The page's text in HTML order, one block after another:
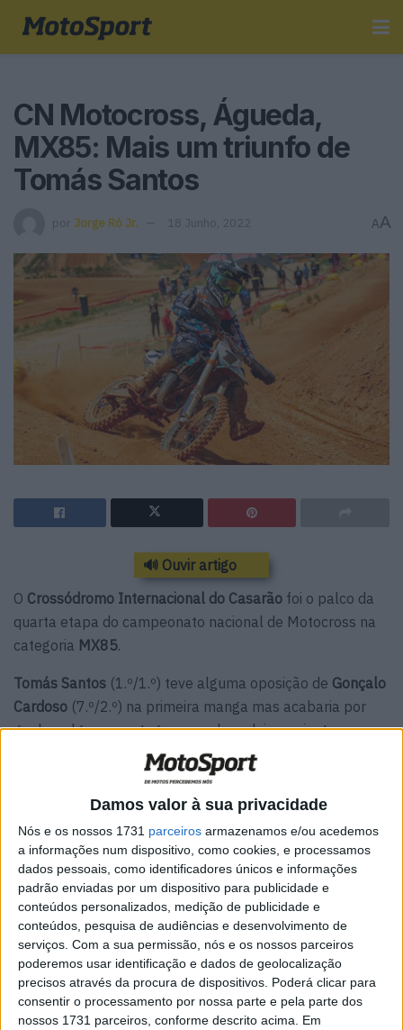
Damos valor à sua privacidade
Nós e os nossos 1731 parceiros armazenamos e/ou acedemos
a informações num dispositivo, como cookies, e processamos
dados pessoais, como identificadores únicos e informações
padrão enviadas por um dispositivo para publicidade e
conteúdos personalizados, medição de publicidade e
conteúdos, pesquisa de audiências e desenvolvimento de
serviços. Com a sua permissão, nós e os nossos parceiros
poderemos usar identificação e dados de geolocalização
precisos através da procura de dispositivos. Poderá clicar para
consentir o processamento por nossa parte e pela parte dos
nossos 1731 parceiros, conforme descrito acima. Em
CN Motocross, Águeda,
MX85: Mais um triunfo de
Tomás Santos
por Jorge Ró Jr. 18 Junho, 2022 AA
🔊 Ouvir artigo
O Crossódromo Internacional do Casarão foi o palco da
quarta etapa do campeonato nacional de Motocross na
categoria MX85.
Tomás Santos (1.º/1.º) teve alguma oposição de Gonçalo
Cardoso (7.º/2.º) na primeira manga mas acabaria por
ganhar alguma vantagem nos derradeiros minutos para
4,1 segundos de vantagem sobre o
algarvio. O piloto da Husqvarna viria a ser
depois de ter falhado umteste de ruído.
Na segunda corrida, Santos destacou-se bastante mais e
assegurou assim a sua invencibilidade neste
campeonato.
Artigos relacionados
MotoGP: Bagnaia acredita numa segunda
metade da época mais equilibrada
5 AGOSTO, 2026